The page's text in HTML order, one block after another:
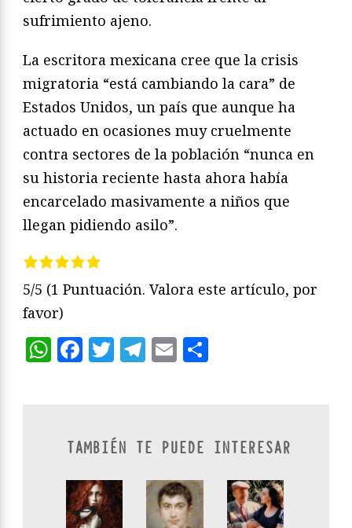
sufrimiento ajeno.
La escritora mexicana cree que la crisis
migratoria “está cambiando la cara” de
Estados Unidos, un país que aunque ha
actuado en ocasiones muy cruelmente
contra sectores de la población “nunca en
su historia reciente hasta ahora había
encarcelado masivamente a niños que
llegan pidiendo asilo”.
5/5 (1 Puntuación. Valora este artículo, por
favor)
WhatsApp
Facebook
Twitter
Telegram
Email
TAMBIÉN TE PUEDE INTERESAR